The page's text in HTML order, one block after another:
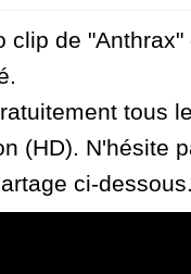
clip de
tous
(HD). N'hésite
ci-